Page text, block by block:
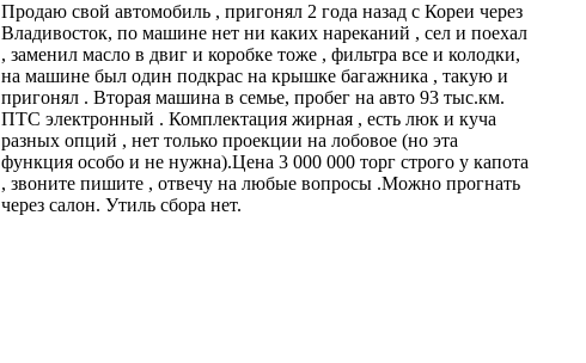
Продаю свой автомобиль , пригонял 2 года назад с Кореи через
Владивосток, по машине нет ни каких нареканий , сел и поехал
, заменил масло в двиг и коробке тоже , фильтра все и колодки,
на машине был один подкрас на крышке багажника , такую и
пригонял . Вторая машина в семье, пробег на авто 93 тыс.км.
ПТС электронный . Комплектация жирная , есть люк и куча
разных опций , нет только проекции на лобовое (но эта
функция особо и не нужна).Цена 3 000 000 торг строго у капота
, звоните пишите , отвечу на любые вопросы .Можно прогнать
через салон. Утиль сбора нет.